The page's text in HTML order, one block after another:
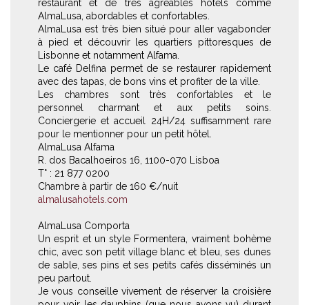
restaurant et de très agréables hôtels comme
AlmaLusa, abordables et confortables.
AlmaLusa est très bien situé pour aller vagabonder
à pied et découvrir les quartiers pittoresques de
Lisbonne et notamment Alfama.
Le café Delfina permet de se restaurer rapidement
avec des tapas, de bons vins et profiter de la ville.
Les chambres sont très confortables et le
personnel charmant et aux petits soins.
Conciergerie et accueil 24H/24 suffisamment rare
pour le mentionner pour un petit hôtel.
AlmaLusa Alfama
R. dos Bacalhoeiros 16, 1100-070 Lisboa
T° : 21 877 0200
Chambre à partir de 160 €/nuit
almalusahotels.com
AlmaLusa Comporta
Un esprit et un style Formentera, vraiment bohème
chic, avec son petit village blanc et bleu, ses dunes
de sable, ses pins et ses petits cafés disséminés un
peu partout.
Je vous conseille vivement de réserver la croisière